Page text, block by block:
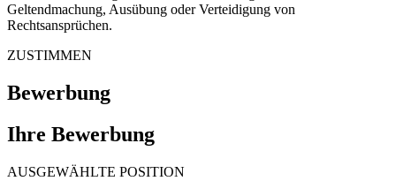
Geltendmachung, Ausübung oder Verteidigung von
Rechtsansprüchen.
ZUSTIMMEN
Bewerbung
Ihre Bewerbung
AUSGEWÄHLTE POSITION